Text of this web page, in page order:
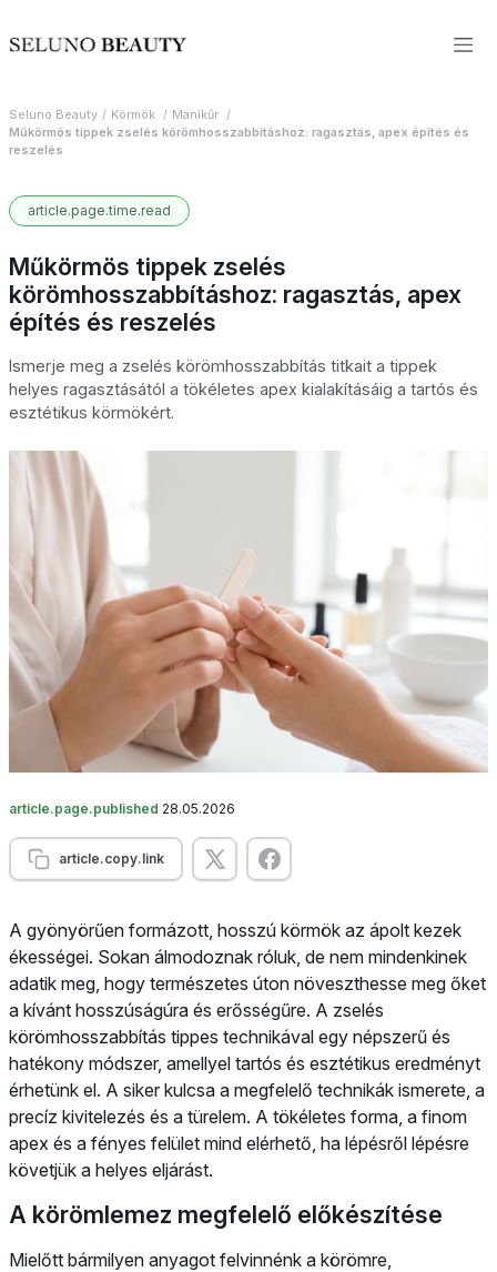
Seluno Beauty Körmök
Manikűr
Műkörmös tippek zselés körömhosszabbításhoz: ragasztás, apex építés és
reszelés
article.page.time.read
Műkörmös tippek zselés
körömhosszabbításhoz: ragasztás, apex
építés és reszelés
Ismerje meg a zselés körömhosszabbítás titkait a tippek
helyes ragasztásától a tökéletes apex kialakításáig a tartós és
esztétikus körmökért.
article.page.published 28.05.2026
article.copy.link
A gyönyörűen formázott, hosszú körmök az ápolt kezek
ékességei. Sokan álmodoznak róluk, de nem mindenkinek
adatik meg, hogy természetes úton növeszthesse meg őket
a kívánt hosszúságúra és erősségűre. A zselés
körömhosszabbítás tippes technikával egy népszerű és
hatékony módszer, amellyel tartós és esztétikus eredményt
érhetünk el. A siker kulcsa a megfelelő technikák ismerete, a
precíz kivitelezés és a türelem. A tökéletes forma, a finom
apex és a fényes felület mind elérhető, ha lépésről lépésre
követjük a helyes eljárást.
A körömlemez megfelelő előkészítése
Mielőtt bármilyen anyagot felvinnénk a körömre,